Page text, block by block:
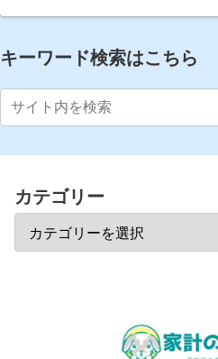
キーワード検索はこちら
カテゴリー